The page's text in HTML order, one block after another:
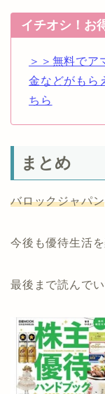
イチオシ！お
＞＞無料でア
金などがもら
ちら
まとめ
バロックジャパン
今後も優待生活
最後まで読んで